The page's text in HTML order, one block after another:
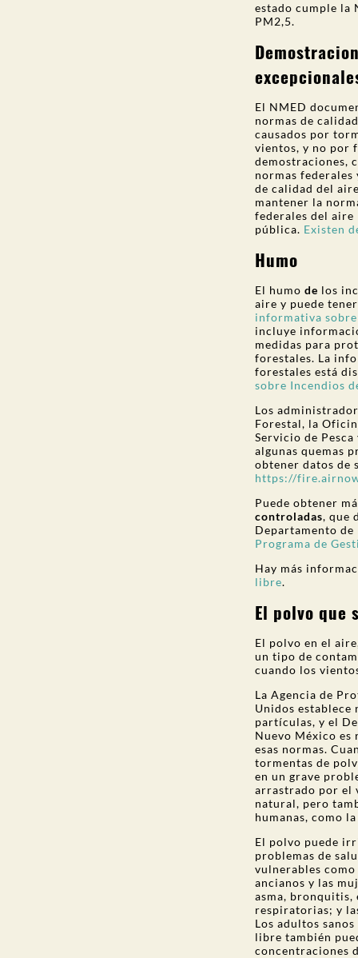
estado cumple la
PM2,5.
El NMED
normas de
causados por
vientos, y no por
demostraciones,
normas
de calidad del
mantener la
federales del
pública. Existen
Humo
El humode los
aire y puede
informativa
incluye
medidas para
forestales. La
forestales está
sobre Incendios
Los
Forestal, la
Servicio de
algunas quemas
obtener datos de
https://
Puede obtener
controladas, que
Departamento
Programa de
Hay más
libre.
El polvo que
El polvo en el
un tipo de
cuando los
La Agencia de
Unidos
partículas, y el
Nuevo México
esas normas.
tormentas de
en un grave
arrastrado por el
natural, pero
humanas, como
El polvo puede
problemas de
vulnerables
ancianos y las
asma, bronquitis,
respiratorias; y
Los adultos
libre también
concentraciones